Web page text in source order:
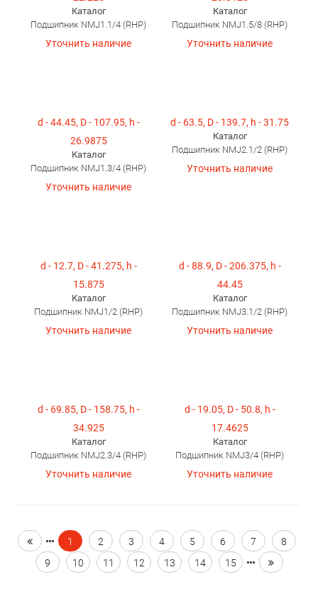
Каталог
Подшипник NMJ1.1/4 (RHP)
Уточнить наличие
Каталог
Подшипник NMJ1.5/8 (RHP)
Уточнить наличие
d - 44.45, D - 107.95, h -
26.9875
Каталог
Подшипник NMJ1.3/4 (RHP)
Уточнить наличие
d - 63.5, D - 139.7, h - 31.75
Каталог
Подшипник NMJ2.1/2 (RHP)
Уточнить наличие
d - 12.7, D - 41.275, h -
15.875
Каталог
Подшипник NMJ1/2 (RHP)
Уточнить наличие
d - 88.9, D - 206.375, h -
44.45
Каталог
Подшипник NMJ3.1/2 (RHP)
Уточнить наличие
d - 69.85, D - 158.75, h -
34.925
Каталог
Подшипник NMJ2.3/4 (RHP)
Уточнить наличие
d - 19.05, D - 50.8, h -
17.4625
Каталог
Подшипник NMJ3/4 (RHP)
Уточнить наличие
1 2 3 4 5 6 7
8
9
10 11 12 13 14 15